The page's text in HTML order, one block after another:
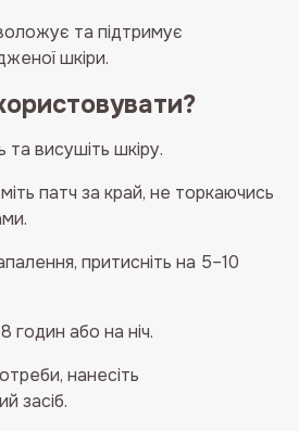
та підтримує
шкіри.
та висушіть шкіру.
патч за край, не торкаючись
притисніть на 5–10
годин або на ніч.
нанесіть
засіб.